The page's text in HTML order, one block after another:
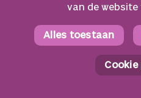
van de website
Alles toestaan
Cookie